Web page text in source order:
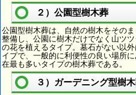
２）公園型樹木葬
公園型樹木葬は、自然の樹木をその
整備し、公園に樹木だけでなく山ツ
の花を植えるタイプ。墓石がない以
イプで、一般的に利便性の良い場所
在最も多いタイプの樹木葬である。
３）ガーデニング型樹